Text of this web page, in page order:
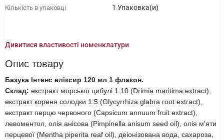
Кількість в упаковці 1 Упаковка(и)
Дивитися властивості номенклатури
Опис товару
Базука Інтенс еліксир 120 мл 1 флакон.
Склад: екстракт морської цибулі 1:10 (Drimia maritima extract),
екстракт кореня солодки 1:5 (Glycyrrhiza glabra root extract),
екстракт перцю червоного (Capsicum annuum fruit extract),
левоментол, олія анісова (Pimpinella anisum seed oil), олія м'яти
перцевої (Mentha piperita reaf oil), деіонізована вода, сахароза,